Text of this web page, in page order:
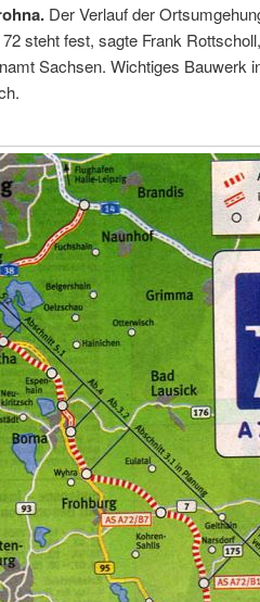
Der Verlauf der
steht fest, sagte Frank
Sachsen. Wichtiges Bauwerk